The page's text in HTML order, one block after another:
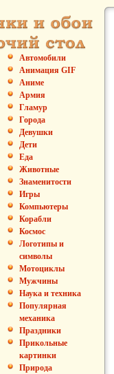
Автомобили
Анимация GIF
Аниме
Армия
Гламур
Города
Девушки
Дети
Еда
Животные
Знаменитости
Игры
Компьютеры
Корабли
Космос
Логотипы и
символы
Мотоциклы
Мужчины
Наука и техника
Популярная
механика
Праздники
Прикольные
картинки
Природа